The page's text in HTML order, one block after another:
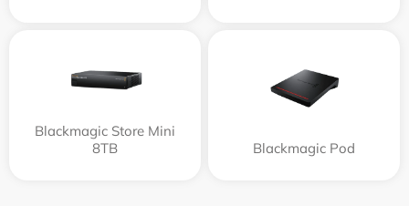
Blackmagic Store Mini
8TB
Blackmagic Pod